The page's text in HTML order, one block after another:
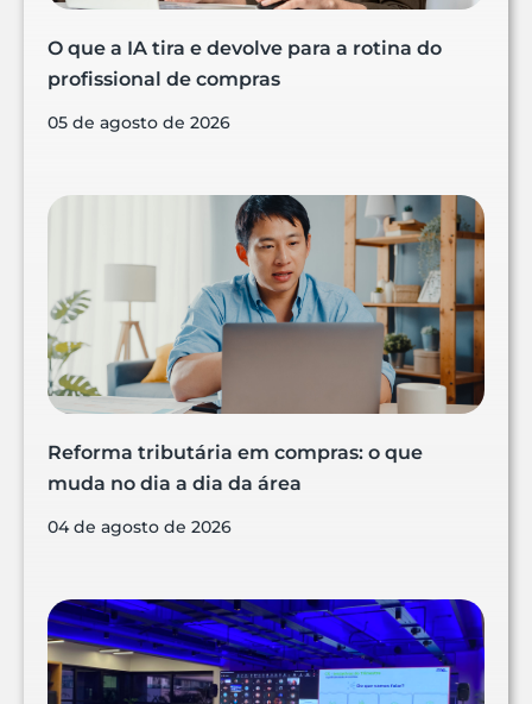
O que a IA tira e devolve para a rotina do
profissional de compras
05 de agosto de 2026
Reforma tributária em compras: o que
muda no dia a dia da área
04 de agosto de 2026